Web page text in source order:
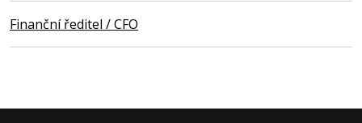
Finanční ředitel / CFO